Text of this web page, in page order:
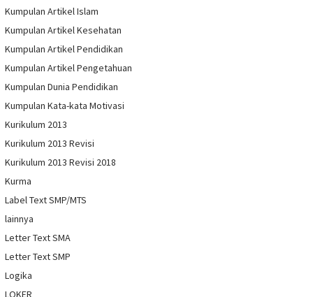
Kumpulan Artikel Islam
Kumpulan Artikel Kesehatan
Kumpulan Artikel Pendidikan
Kumpulan Artikel Pengetahuan
Kumpulan Dunia Pendidikan
Kumpulan Kata-kata Motivasi
Kurikulum 2013
Kurikulum 2013 Revisi
Kurikulum 2013 Revisi 2018
Kurma
Label Text SMP/MTS
lainnya
Letter Text SMA
Letter Text SMP
Logika